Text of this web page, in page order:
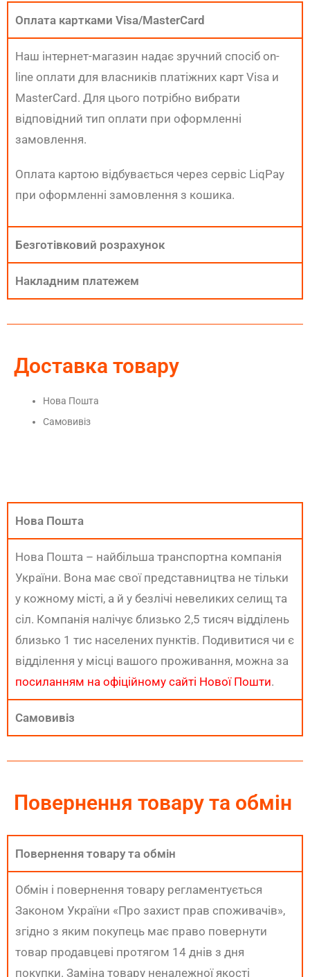
Оплата картками Visa/MasterCard
Наш інтернет-магазин надає зручний спосіб on-
line оплати для власників платіжних карт Visa и
MasterCard. Для цього потрібно вибрати
відповідний тип оплати при оформленні
замовлення.
Оплата картою відбувається через сервіс LiqPay
при оформленні замовлення з кошика.
Безготівковий розрахунок
Накладним платежем
Доставка товару
Нова Пошта
Самовивіз
Нова Пошта
Нова Пошта – найбільша транспортна компанія
України. Вона має свої представництва не тільки
у кожному місті, а й у безлічі невеликих селищ та
сіл. Компанія налічує близько 2,5 тисяч відділень
близько 1 тис населених пунктів. Подивитися чи є
відділення у місці вашого проживання, можна за
посиланням на офіційному сайті Нової Пошти.
Самовивіз
Повернення товару та обмін
Повернення товару та обмін​
Обмін і повернення товару регламентується
Законом України «Про захист прав споживачів»,
згідно з яким покупець має право повернути
товар продавцеві протягом 14 днів з дня
покупки. Заміна товару неналежної якості